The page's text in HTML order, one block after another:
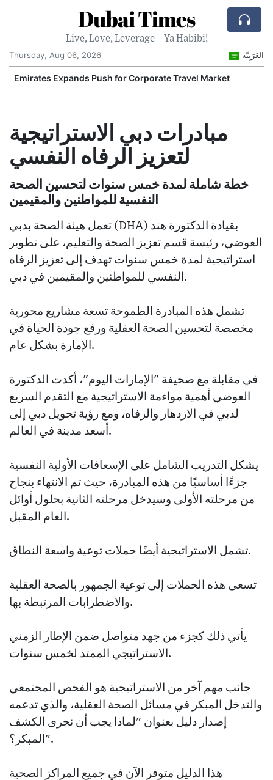
Dubai Times
Live, Love, Leverage – Ya Habibi!
Thursday, Aug 06, 2026
العَرَبِيَّة
Emirates Expands Push for Corporate Travel Market
مبادرات دبي الاستراتيجية
لتعزيز الرفاه النفسي
خطة شاملة لمدة خمس سنوات لتحسين الصحة
النفسية للمواطنين والمقيمين
تعمل هيئة الصحة بدبي (DHA) بقيادة الدكتورة هند
العوضي، رئيسة قسم تعزيز الصحة والتعليم، على تطوير
استراتيجية لمدة خمس سنوات تهدف إلى تعزيز الرفاه
النفسي للمواطنين والمقيمين في دبي.
تشمل هذه المبادرة الطموحة تسعة مشاريع محورية
مخصصة لتحسين الصحة العقلية ورفع جودة الحياة في
الإمارة بشكل عام.
في مقابلة مع صحيفة "الإمارات اليوم"، أكدت الدكتورة
العوضي أهمية مواءمة الاستراتيجية مع التقدم السريع
لدبي في الازدهار والرفاه، ومع رؤية تحويل دبي إلى
أسعد مدينة في العالم.
يشكل التدريب الشامل على الإسعافات الأولية النفسية
جزءًا أساسيًا من هذه المبادرة، حيث تم الانتهاء بنجاح
من مرحلته الأولى وسيدخل مرحلته الثانية بحلول أوائل
العام المقبل.
تشمل الاستراتيجية أيضًا حملات توعية واسعة النطاق.
تسعى هذه الحملات إلى توعية الجمهور بالصحة العقلية
والاضطرابات المرتبطة بها.
يأتي ذلك كجزء من جهد متواصل ضمن الإطار الزمني
الاستراتيجي الممتد لخمس سنوات.
جانب مهم آخر من الاستراتيجية هو الفحص المجتمعي
والتدخل المبكر في مسائل الصحة العقلية، والذي تدعمه
إصدار دليل بعنوان "لماذا يجب أن نجرى الكشف
المبكر؟".
هذا الدليل متوفر الآن في جميع المراكز الصحية